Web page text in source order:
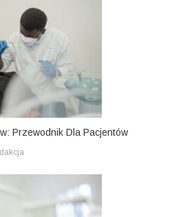
Przewodnik Dla Pacjentów